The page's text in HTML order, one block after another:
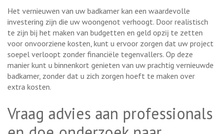
Het vernieuwen van uw badkamer kan een waardevolle
investering zijn die uw woongenot verhoogt. Door realistisch
te zijn bij het maken van budgetten en geld opzij te zetten
voor onvoorziene kosten, kunt u ervoor zorgen dat uw project
soepel verloopt zonder financiële tegenvallers. Op deze
manier kunt u binnenkort genieten van uw prachtig vernieuwde
badkamer, zonder dat u zich zorgen hoeft te maken over
extra kosten.
Vraag advies aan professionals